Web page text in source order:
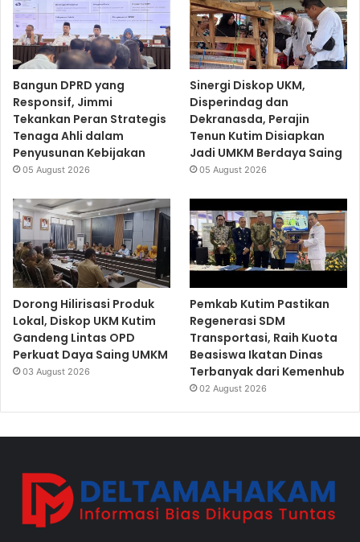
Bangun DPRD yang
Responsif, Jimmi
Tekankan Peran Strategis
Tenaga Ahli dalam
Penyusunan Kebijakan
05 August 2026
Sinergi Diskop UKM,
Disperindag dan
Dekranasda, Perajin
Tenun Kutim Disiapkan
Jadi UMKM Berdaya Saing
05 August 2026
Dorong Hilirisasi Produk
Lokal, Diskop UKM Kutim
Gandeng Lintas OPD
Perkuat Daya Saing UMKM
03 August 2026
Pemkab Kutim Pastikan
Regenerasi SDM
Transportasi, Raih Kuota
Beasiswa Ikatan Dinas
Terbanyak dari Kemenhub
02 August 2026